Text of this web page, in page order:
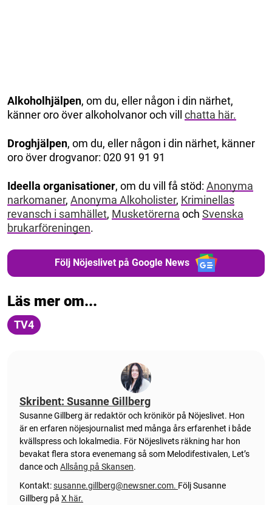
Alkoholhjälpen, om du, eller någon i din närhet,
känner oro över alkoholvanor och vill chatta här.
Droghjälpen, om du, eller någon i din närhet, känner
oro över drogvanor: 020 91 91 91
Ideella organisationer, om du vill få stöd: Anonyma
narkomaner, Anonyma Alkoholister, Kriminellas
revansch i samhället, Musketörerna och Svenska
brukarföreningen.
Följ Nöjeslivet på Google News
Läs mer om...
TV4
Skribent: Susanne Gillberg
Susanne Gillberg är redaktör och krönikör på Nöjeslivet. Hon
är en erfaren nöjesjournalist med många års erfarenhet i både
kvällspress och lokalmedia. För Nöjeslivets räkning har hon
bevakat flera stora evenemang så som Melodifestivalen, Let’s
dance och Allsång på Skansen.
Kontakt:susanne.gillberg@newsner.com. Följ Susanne
Gillberg på X här.